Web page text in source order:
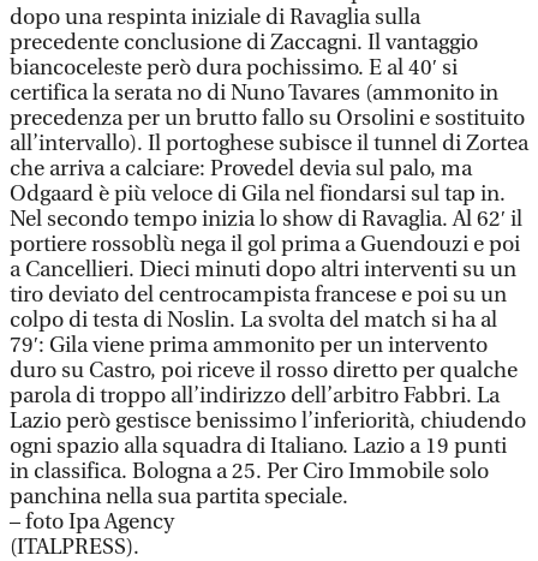
dopo una respinta iniziale di Ravaglia sulla
precedente conclusione di Zaccagni. Il vantaggio
biancoceleste però dura pochissimo. E al 40′ si
certifica la serata no di Nuno Tavares (ammonito in
precedenza per un brutto fallo su Orsolini e sostituito
all’intervallo). Il portoghese subisce il tunnel di Zortea
che arriva a calciare: Provedel devia sul palo, ma
Odgaard è più veloce di Gila nel fiondarsi sul tap in.
Nel secondo tempo inizia lo show di Ravaglia. Al 62′ il
portiere rossoblù nega il gol prima a Guendouzi e poi
a Cancellieri. Dieci minuti dopo altri interventi su un
tiro deviato del centrocampista francese e poi su un
colpo di testa di Noslin. La svolta del match si ha al
79′: Gila viene prima ammonito per un intervento
duro su Castro, poi riceve il rosso diretto per qualche
parola di troppo all’indirizzo dell’arbitro Fabbri. La
Lazio però gestisce benissimo l’inferiorità, chiudendo
ogni spazio alla squadra di Italiano. Lazio a 19 punti
in classifica. Bologna a 25. Per Ciro Immobile solo
panchina nella sua partita speciale.
– foto Ipa Agency
(ITALPRESS).